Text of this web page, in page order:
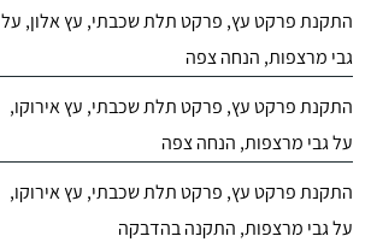
התקנת פרקט עץ, פרקט תלת שכבתי, עץ אלון, על
גבי מרצפות, הנחה צפה
התקנת פרקט עץ, פרקט תלת שכבתי, עץ אירוקו,
על גבי מרצפות, הנחה צפה
התקנת פרקט עץ, פרקט תלת שכבתי, עץ אירוקו,
על גבי מרצפות, התקנה בהדבקה